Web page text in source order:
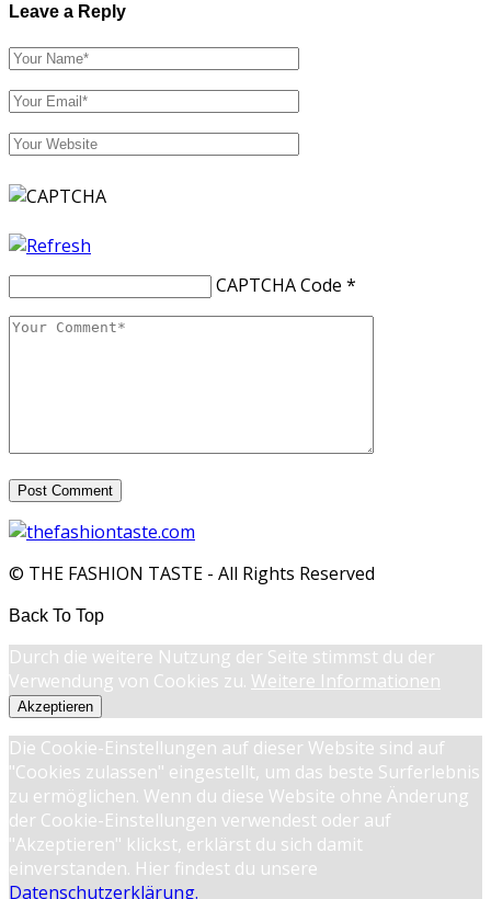
Leave a Reply
CAPTCHA Code *
© THE FASHION TASTE - All Rights Reserved
Back To Top
Durch die weitere Nutzung der Seite stimmst du der
Verwendung von Cookies zu. Weitere Informationen
Akzeptieren
Die Cookie-Einstellungen auf dieser Website sind auf
"Cookies zulassen" eingestellt, um das beste Surferlebnis
zu ermöglichen. Wenn du diese Website ohne Änderung
der Cookie-Einstellungen verwendest oder auf
"Akzeptieren" klickst, erklärst du sich damit
einverstanden. Hier findest du unsere
Datenschutzerklärung.